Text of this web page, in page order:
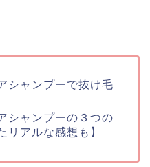
シャンプーで抜け毛
シャンプーの３つの
リアルな感想も】